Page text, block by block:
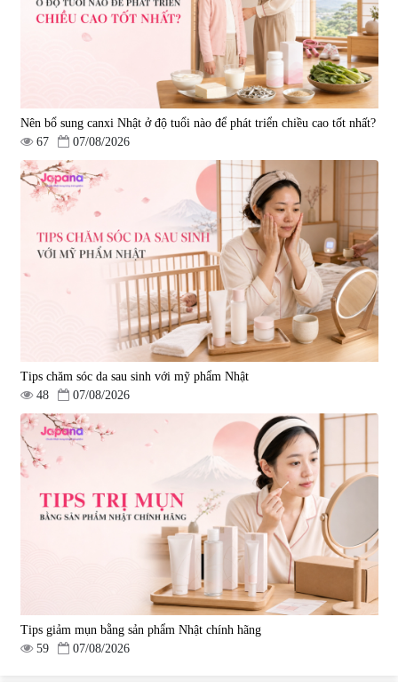
Nên bổ sung canxi Nhật ở độ tuổi nào để phát triển chiều cao tốt nhất?
67
07/08/2026
Tips chăm sóc da sau sinh với mỹ phẩm Nhật
48
07/08/2026
Tips giảm mụn bằng sản phẩm Nhật chính hãng
59
07/08/2026